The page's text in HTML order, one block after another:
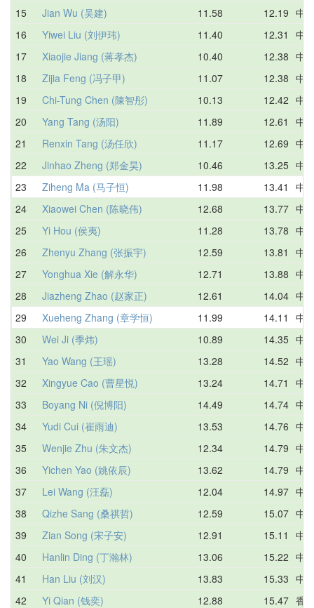
15
Jian Wu (吴建) 11.58 12.19 中
16
Yiwei Liu (刘伊玮) 11.40 12.31
中
17
Xiaojie Jiang (蒋孝杰) 10.40 12.38 中
18
Zijia Feng (冯子甲) 11.07 12.38 中
19
Chi-Tung Chen (陳智彤) 10.13 12.42 中
20
Yang Tang (汤阳) 11.89 12.61
中
21
Renxin Tang (汤任欣) 11.17 12.69 中
22
Jinhao Zheng (郑金昊) 10.46 13.25 中
23
Ziheng Ma (马子恒) 11.98 13.41
中
24
Xiaowei Chen (陈晓伟) 12.68 13.77 中
25
Yi Hou (侯夷) 11.28 13.78 中
26
Zhenyu Zhang (张振宇) 12.59 13.81
中
27
Yonghua Xie (解永华) 12.71 13.88 中
28
Jiazheng Zhao (赵家正) 12.61 14.04 中
29
Xueheng Zhang (章学恒) 11.99 14.11
中
30
Wei Ji (季炜) 10.89 14.35 中
31
Yao Wang (王瑶) 13.28 14.52 中
32
Xingyue Cao (曹星悦) 13.24 14.71
中
33
Boyang Ni (倪博阳) 14.49 14.74 中
34
Yudi Cui (崔雨迪) 13.53 14.76 中
35
Wenjie Zhu (朱文杰) 12.34 14.79 中
36
Yichen Yao (姚依辰) 13.62 14.79 中
37
Lei Wang (汪磊) 12.04 14.97 中
38
Qizhe Sang (桑祺哲) 12.59 15.07 中
39
Zian Song (宋子安) 12.91 15.11
中
40
Hanlin Ding (丁瀚林) 13.06 15.22 中
41
Han Liu (刘汉) 13.83 15.33 中
42
Yi Qian (钱奕) 12.88 15.47 香